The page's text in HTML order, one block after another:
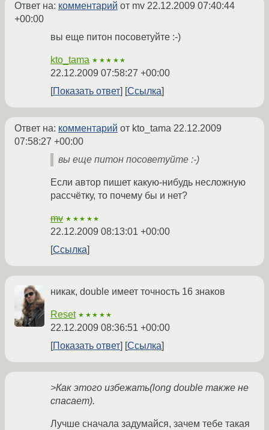
Ответ на: комментарий от mv 22.12.2009 07:40:44
+00:00
вы еще питон посоветуйте :-)
kto_tama ★★★★★
22.12.2009 07:58:27 +00:00
Показать ответ
Ссылка
Ответ на: комментарий от kto_tama 22.12.2009
07:58:27 +00:00
вы еще питон посоветуйте :-)
Если автор пишет какую-нибудь несложную
рассчётку, то почему бы и нет?
mv ★★★★★
22.12.2009 08:13:01 +00:00
Ссылка
никак, double имеет точность 16 знаков
Reset ★★★★★
22.12.2009 08:36:51 +00:00
Показать ответ
Ссылка
>Как этого избежать(long double также не
спасает).
Лучше сначала задумайся, зачем тебе такая